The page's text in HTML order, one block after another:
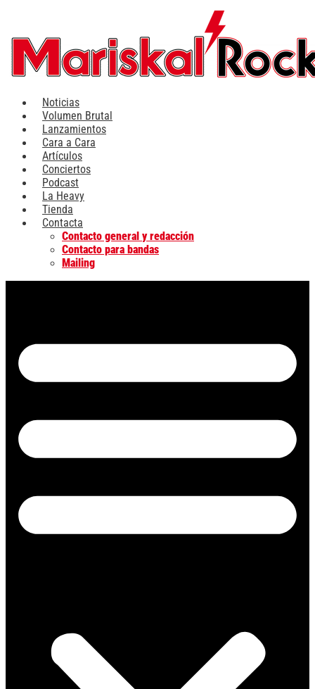
contenido
Noticias
Volumen Brutal
Lanzamientos
Cara a Cara
Artículos
Conciertos
Podcast
La Heavy
Tienda
Contacta
Contacto general y redacción
Contacto para bandas
Mailing